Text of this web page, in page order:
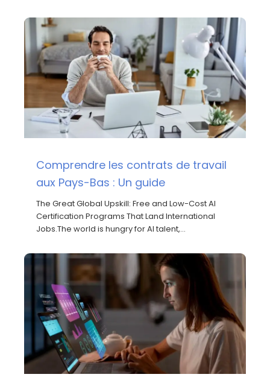
Comprendre les contrats de travail
aux Pays-Bas : Un guide
The Great Global Upskill: Free and Low-Cost AI
Certification Programs That Land International
Jobs.The world is hungry for AI talent,…